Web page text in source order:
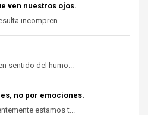
ven nuestros ojos.
incompren...
sentido del humo...
no por emociones.
estamos t...